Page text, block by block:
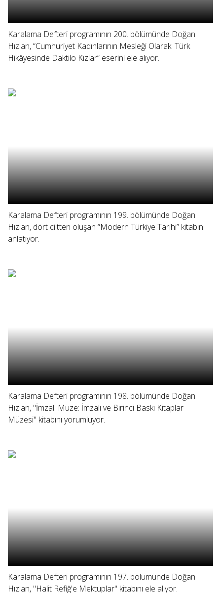
Karalama Defteri programının 200. bölümünde Doğan
Hızlan, “Cumhuriyet Kadınlarının Mesleği Olarak: Türk
Hikâyesinde Daktilo Kızlar” eserini ele alıyor.
Karalama Defteri programının 199. bölümünde Doğan
Hızlan, dört ciltten oluşan “Modern Türkiye Tarihi” kitabını
anlatıyor.
Karalama Defteri programının 198. bölümünde Doğan
Hızlan, "İmzalı Müze: İmzalı ve Birinci Baskı Kitaplar
Müzesi" kitabını yorumluyor.
Karalama Defteri programının 197. bölümünde Doğan
Hızlan, "Halit Refiğ'e Mektuplar" kitabını ele alıyor.